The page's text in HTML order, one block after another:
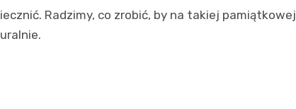
Radzimy, co zrobić, by na takiej pamiątkowej